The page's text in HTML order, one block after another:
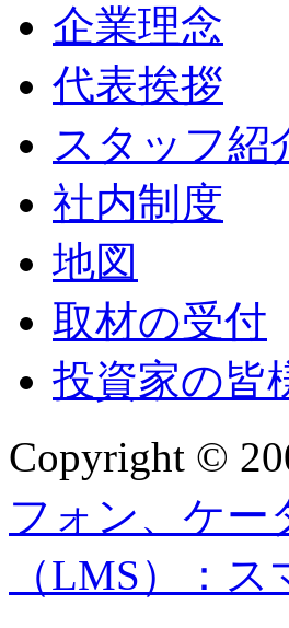
企業理念
代表挨拶
スタッフ紹
社内制度
地図
取材の受付
投資家の皆
Copyright ©
フォン、ケー
（LMS）：